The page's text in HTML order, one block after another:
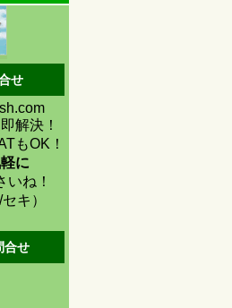
せ
解決！
もOK！
に
いね！
キ）
合せ